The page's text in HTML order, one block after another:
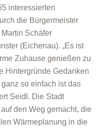
interessierten
die Bürgermeister
Schäfer
(Eichenau). „Es ist
Zuhause genießen zu
Hintergründe Gedanken
so einfach ist das
Seidl. Die Stadt
den Weg gemacht, die
Wärmeplanung in die